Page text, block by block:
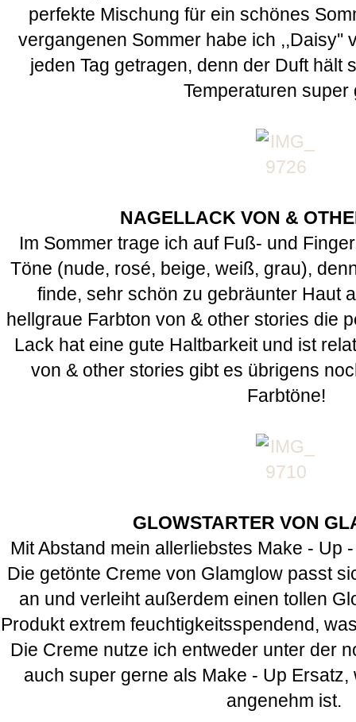
perfekte Mischung für ein schönes
vergangenen Sommer habe ich ,,Daisy''
jeden Tag getragen, denn der Duft hält
Temperaturen
NAGELLACK VON &
Im Sommer trage ich auf Fuß- und
Töne (nude, rosé, beige, weiß, grau),
finde, sehr schön zu gebräunter Haut
hellgraue Farbton von & other stories die
Lack hat eine gute Haltbarkeit und ist
von & other stories gibt es übrigens
Farbtöne!
GLOWSTARTER VON
Mit Abstand mein allerliebstes Make - Up
Die getönte Creme von Glamglow passt
an und verleiht außerdem einen tollen
Produkt extrem feuchtigkeitsspendend,
Die Creme nutze ich entweder unter der
auch super gerne als Make - Up
angenehm ist.